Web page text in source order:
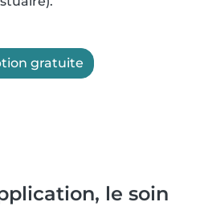
gratuite
le soin